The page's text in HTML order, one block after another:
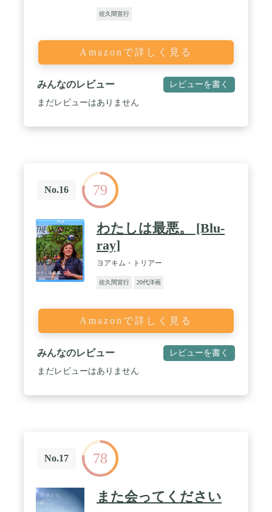
佐久間宣行
Amazonで詳しく見る
みんなのレビュー レビューを書く
まだレビューはありません
No.16 79
わたしは最悪。 [Blu-
ray]
ヨアキム・トリアー
佐久間宣行 20代洋画
Amazonで詳しく見る
みんなのレビュー レビューを書く
まだレビューはありません
No.17 78
また会ってください